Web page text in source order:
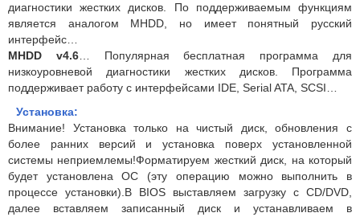
диагностики жестких дисков. По поддерживаемым функциям
является аналогом MHDD, но имеет понятный русский
интерфейс…
MHDD v4.6… Популярная бесплатная программа для
низкоуровневой диагностики жестких дисков. Программа
поддерживает работу с интерфейсами IDE, Serial ATA, SCSI…
Установка:
Внимание! Установка только на чистый диск, обновления с
более ранних версий и установка поверх установленной
системы неприемлемы!Форматируем жесткий диск, на который
будет установлена ОС (эту операцию можно выполнить в
процессе установки).В BIOS выставляем загрузку с CD/DVD,
далее вставляем записанный диск и устанавливаем в